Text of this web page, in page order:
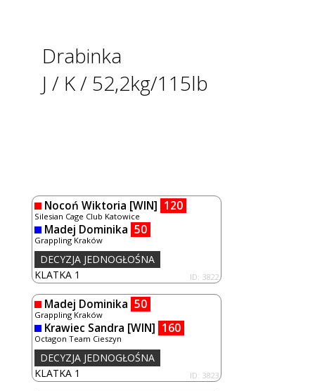
Drabinka
J / K / 52,2kg/115lb
Nocoń Wiktoria [WIN] 120
Silesian Cage Club Katowice
Madej Dominika 50
Grappling Kraków
KLATKA 1 ID: 3822
DECYZJA JEDNOGŁOŚNA
Madej Dominika 50
Grappling Kraków
Krawiec Sandra [WIN] 160
Octagon Team Cieszyn
KLATKA 1 ID: 3823
DECYZJA JEDNOGŁOŚNA